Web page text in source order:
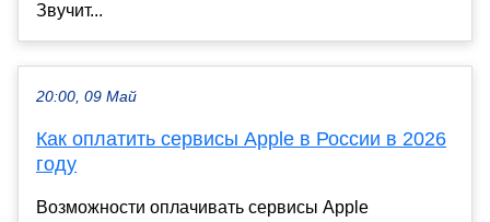
Звучит...
20:00, 09 Май
Как оплатить сервисы Apple в России в 2026
году
Возможности оплачивать сервисы Apple